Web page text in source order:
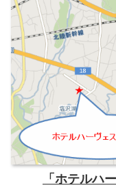
「ホテルハ